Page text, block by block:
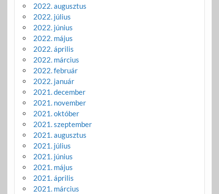
2022. augusztus
2022. július
2022. június
2022. május
2022. április
2022. március
2022. február
2022. január
2021. december
2021. november
2021. október
2021. szeptember
2021. augusztus
2021. július
2021. június
2021. május
2021. április
2021. március